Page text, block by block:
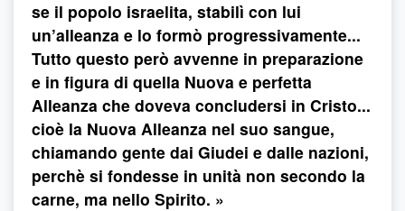
se il popolo israelita, stabilì con lui
un’alleanza e lo formò progressivamente...
Tutto questo però avvenne in preparazione
e in figura di quella Nuova e perfetta
Alleanza che doveva concludersi in Cristo...
cioè la Nuova Alleanza nel suo sangue,
chiamando gente dai Giudei e dalle nazioni,
perchè si fondesse in unità non secondo la
carne, ma nello Spirito. »